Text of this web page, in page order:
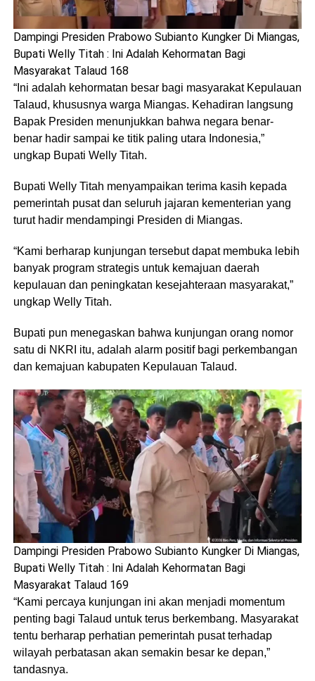
Dampingi Presiden Prabowo Subianto Kungker Di Miangas,
Bupati Welly Titah : Ini Adalah Kehormatan Bagi
Masyarakat Talaud 168
“Ini adalah kehormatan besar bagi masyarakat Kepulauan
Talaud, khususnya warga Miangas. Kehadiran langsung
Bapak Presiden menunjukkan bahwa negara benar-
benar hadir sampai ke titik paling utara Indonesia,”
ungkap Bupati Welly Titah.
Bupati Welly Titah menyampaikan terima kasih kepada
pemerintah pusat dan seluruh jajaran kementerian yang
turut hadir mendampingi Presiden di Miangas.
“Kami berharap kunjungan tersebut dapat membuka lebih
banyak program strategis untuk kemajuan daerah
kepulauan dan peningkatan kesejahteraan masyarakat,”
ungkap Welly Titah.
Bupati pun menegaskan bahwa kunjungan orang nomor
satu di NKRI itu, adalah alarm positif bagi perkembangan
dan kemajuan kabupaten Kepulauan Talaud.
Dampingi Presiden Prabowo Subianto Kungker Di Miangas,
Bupati Welly Titah : Ini Adalah Kehormatan Bagi
Masyarakat Talaud 169
“Kami percaya kunjungan ini akan menjadi momentum
penting bagi Talaud untuk terus berkembang. Masyarakat
tentu berharap perhatian pemerintah pusat terhadap
wilayah perbatasan akan semakin besar ke depan,”
tandasnya.